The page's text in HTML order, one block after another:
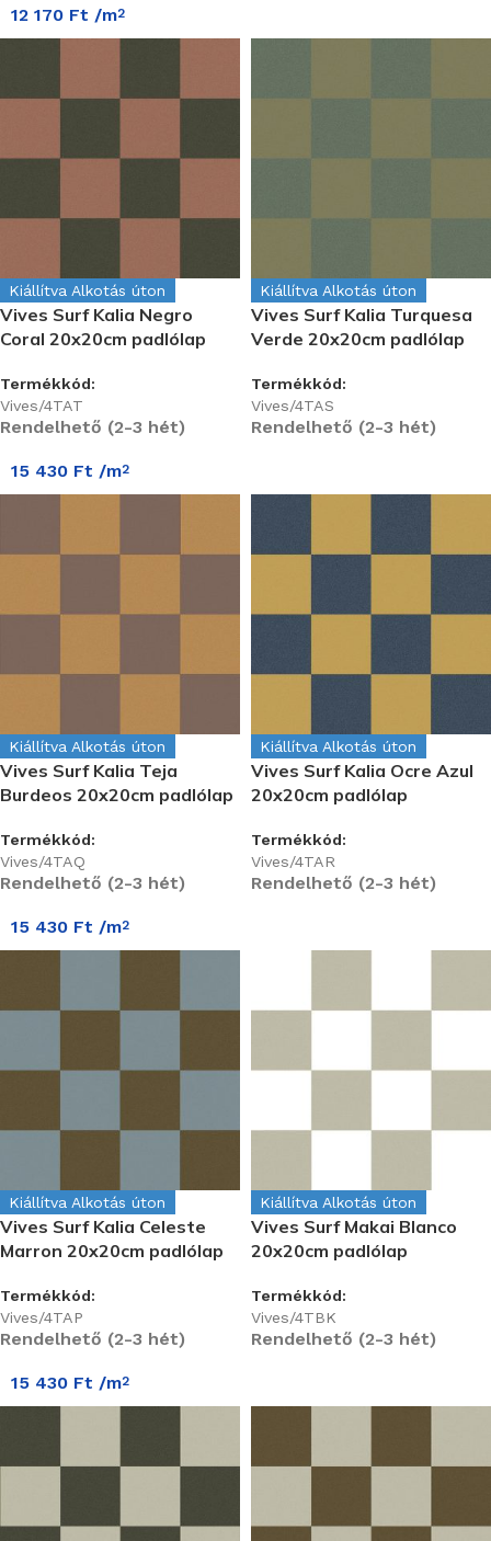
12 170 Ft /m2
Kiállítva Alkotás úton
Vives Surf Kalia Negro
Coral 20x20cm padlólap
Termékkód:
Vives/4TAT
Rendelhető (2-3 hét)
Kiállítva Alkotás úton
Vives Surf Kalia Turquesa
Verde 20x20cm padlólap
Termékkód:
Vives/4TAS
Rendelhető (2-3 hét)
15 430 Ft /m2
Kiállítva Alkotás úton
Vives Surf Kalia Teja
Burdeos 20x20cm padlólap
Termékkód:
Vives/4TAQ
Rendelhető (2-3 hét)
Kiállítva Alkotás úton
Vives Surf Kalia Ocre Azul
20x20cm padlólap
Termékkód:
Vives/4TAR
Rendelhető (2-3 hét)
15 430 Ft /m2
Kiállítva Alkotás úton
Vives Surf Kalia Celeste
Marron 20x20cm padlólap
Termékkód:
Vives/4TAP
Rendelhető (2-3 hét)
Kiállítva Alkotás úton
Vives Surf Makai Blanco
20x20cm padlólap
Termékkód:
Vives/4TBK
Rendelhető (2-3 hét)
15 430 Ft /m2